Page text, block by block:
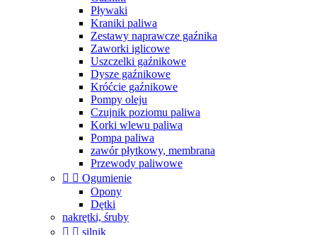
Pływaki
Kraniki paliwa
Zestawy naprawcze gaźnika
Zaworki iglicowe
Uszczelki gaźnikowe
Dysze gaźnikowe
Króćcie gaźnikowe
Pompy oleju
Czujnik poziomu paliwa
Korki wlewu paliwa
Pompa paliwa
zawór płytkowy, membrana
Przewody paliwowe
  Ogumienie
Opony
Dętki
nakrętki, śruby
  silnik